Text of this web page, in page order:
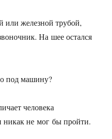
или железной трубой,
На шее остался
под машину?
человека
никак не мог бы пройти.